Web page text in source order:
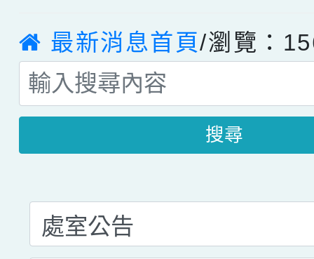
最新消息首頁/瀏覽：
搜尋